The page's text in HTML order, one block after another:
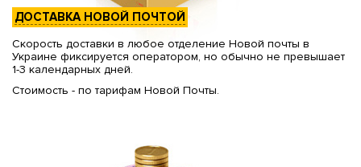
ДОСТАВКА НОВОЙ ПОЧТОЙ
Скорость доставки в любое отделение Новой почты в
Украине фиксируется оператором, но обычно не превышает
1-3 календарных дней.
Стоимость - по тарифам Новой Почты.